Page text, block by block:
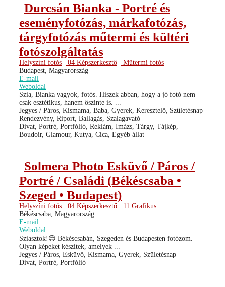
Durcsán Bianka - Portré és
eseményfotózás, márkafotózás,
tárgyfotózás műtermi és kültéri
fotószolgáltatás
Helyszíni fotós 04 Képszerkesztő
Műtermi fotós
Budapest, Magyarország
E-mail
Weboldal
Szia, Bianka vagyok, fotós. Hiszek abban, hogy a jó fotó nem
csak esztétikus, hanem őszinte is. ...
Jegyes / Páros, Kismama, Baba, Gyerek, Keresztelő, Születésnap
Rendezvény, Riport, Ballagás, Szalagavató
Divat, Portré, Portfólió, Reklám, Imázs, Tárgy, Tájkép,
Boudoir, Glamour, Kutya, Cica, Egyéb állat
Solmera Photo Esküvő / Páros /
Portré / Családi (Békéscsaba •
Szeged • Budapest)
Helyszíni fotós 04 Képszerkesztő
11 Grafikus
Békéscsaba, Magyarország
E-mail
Weboldal
Sziasztok!😊 Békéscsabán, Szegeden és Budapesten fotózom.
Olyan képeket készítek, amelyek ...
Jegyes / Páros, Esküvő, Kismama, Gyerek, Születésnap
Divat, Portré, Portfólió